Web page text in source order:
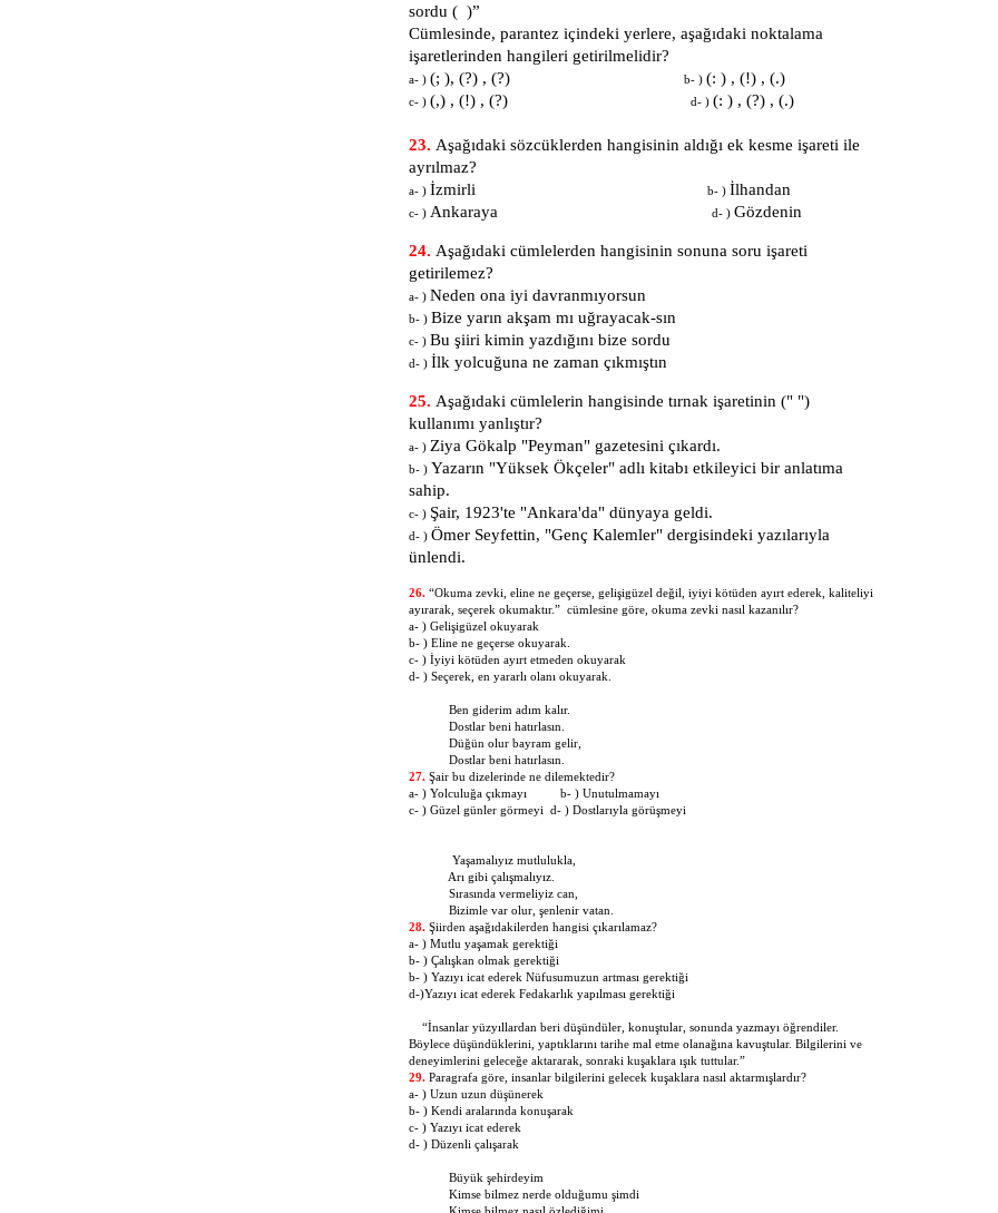
sordu ( )”
Cümlesinde, parantez içindeki yerlere, aşağıdaki noktalama
işaretlerinden hangileri getirilmelidir?
a- ) (; ), (?) , (?) b- ) (: ) , (!) , (.)
c- ) (,) , (!) , (?) d- ) (: ) , (?) , (.)
23. Aşağıdaki sözcüklerden hangisinin aldığı ek kesme işareti ile
ayrılmaz?
a- ) İzmirli b- ) İlhandan
c- ) Ankaraya d- ) Gözdenin
24. Aşağıdaki cümlelerden hangisinin sonuna soru işareti
getirilemez?
a- ) Neden ona iyi davranmıyorsun
b- ) Bize yarın akşam mı uğrayacak-sın
c- ) Bu şiiri kimin yazdığını bize sordu
d- ) İlk yolcuğuna ne zaman çıkmıştın
25. Aşağıdaki cümlelerin hangisinde tırnak işaretinin (" ")
kullanımı yanlıştır?
a- ) Ziya Gökalp "Peyman" gazetesini çıkardı.
b- ) Yazarın "Yüksek Ökçeler" adlı kitabı etkileyici bir anlatıma
sahip.
c- ) Şair, 1923'te "Ankara'da" dünyaya geldi.
d- ) Ömer Seyfettin, "Genç Kalemler" dergisindeki yazılarıyla
ünlendi.
26. “Okuma zevki, eline ne geçerse, gelişigüzel değil, iyiyi kötüden ayırt ederek, kaliteliyi
ayırarak, seçerek okumaktır.” cümlesine göre, okuma zevki nasıl kazanılır?
a- ) Gelişigüzel okuyarak
b- ) Eline ne geçerse okuyarak.
c- ) İyiyi kötüden ayırt etmeden okuyarak
d- ) Seçerek, en yararlı olanı okuyarak.
Ben giderim adım kalır.
Dostlar beni hatırlasın.
Düğün olur bayram gelir,
Dostlar beni hatırlasın.
27. Şair bu dizelerinde ne dilemektedir?
a- ) Yolculuğa çıkmayı b- ) Unutulmamayı
c- ) Güzel günler görmeyi d- ) Dostlarıyla görüşmeyi
Yaşamalıyız mutlulukla,
Arı gibi çalışmalıyız.
Sırasında vermeliyiz can,
Bizimle var olur, şenlenir vatan.
28. Şiirden aşağıdakilerden hangisi çıkarılamaz?
a- ) Mutlu yaşamak gerektiği
b- ) Çalışkan olmak gerektiği
b- ) Yazıyı icat ederek Nüfusumuzun artması gerektiği
d-)Yazıyı icat ederek Fedakarlık yapılması gerektiği
“İnsanlar yüzyıllardan beri düşündüler, konuştular, sonunda yazmayı öğrendiler.
Böylece düşündüklerini, yaptıklarını tarihe mal etme olanağına kavuştular. Bilgilerini ve
deneyimlerini geleceğe aktararak, sonraki kuşaklara ışık tuttular.”
29. Paragrafa göre, insanlar bilgilerini gelecek kuşaklara nasıl aktarmışlardır?
a- ) Uzun uzun düşünerek
b- ) Kendi aralarında konuşarak
c- ) Yazıyı icat ederek
d- ) Düzenli çalışarak
Büyük şehirdeyim
Kimse bilmez nerde olduğumu şimdi